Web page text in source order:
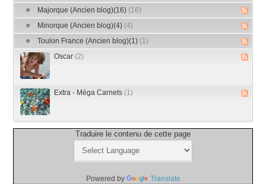
Majorque (Ancien blog)(16) (16)
Minorque (Ancien blog)(4) (4)
Toulon France (Ancien blog)(1) (1)
Oscar (2)
Extra - Méga Carnets (1)
Traduire le contenu de cette page
Powered by Translate